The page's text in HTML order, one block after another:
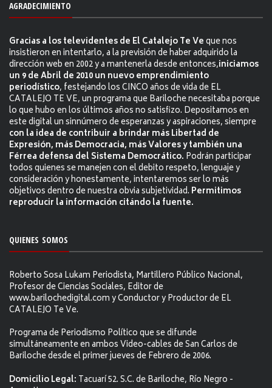
AGRADECIMIENTO
Gracias a los televidentes de El Catalejo Te Veque nos
insistieron en intentarlo, a la previsión de haber adquirido la
dirección web en 2002 y a mantenerla desde entonces,iniciamos
un 9 de Abril de 2010 un nuevo emprendimiento
periodístico, festejando los CINCO años de vida de EL
CATALEJO TE VE, un programa que Bariloche necesitaba porque
lo que hubo en los últimos años no satisfizo. Depositamos en
este digital un sinnúmero de esperanzas y aspiraciones, siempre
con la idea de contribuir a brindar más Libertad de
Expresión, más Democracia, más Valores y también una
Férrea defensa del Sistema Democrático. Podrán participar
todos quienes se manejen con el debito respeto, lenguaje y
consideración y honestamente, intentaremos ser lo más
objetivos dentro de nuestra obvia subjetividad. Permitimos
reproducir la información citándo la fuente.
QUIENES SOMOS
Roberto Sosa Lukam Periodista, Martillero Público Nacional,
Profesor de Ciencias Sociales, Editor de
www.barilochedigital.com y Conductor y Productor de EL
CATALEJO Te Ve.
Programa de Periodismo Político que se difunde
simultáneamente en ambos Video-cables de San Carlos de
Bariloche desde el primer jueves de Febrero de 2006.
Domicilio Legal: Tacuarí 52. S.C. de Bariloche, Río Negro -